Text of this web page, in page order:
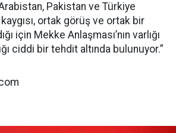
Pakistan ve Türkiye
ortak görüş ve ortak bir
için Mekke Anlaşması’nın varlığı
ciddi bir tehdit altında bulunuyor.”